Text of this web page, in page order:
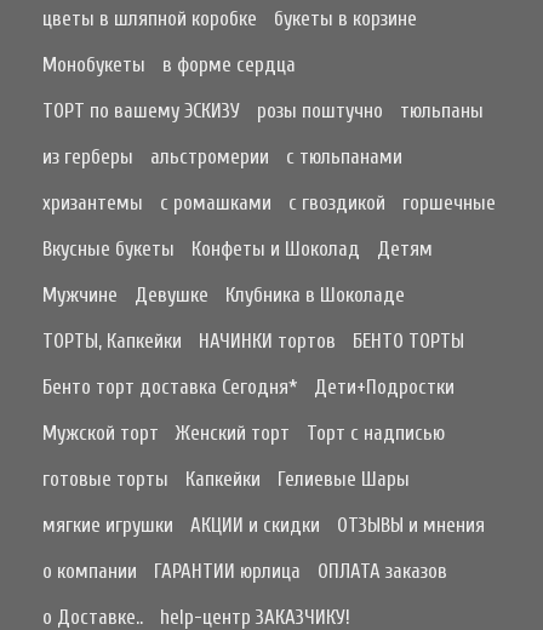
цветы в шляпной коробке
букеты в корзине
Монобукеты
в форме сердца
ТОРТ по вашему ЭСКИЗУ
розы поштучно
тюльпаны
из герберы
альстромерии
с тюльпанами
хризантемы
с ромашками с гвоздикой
горшечные
Вкусные букеты
Конфеты и Шоколад
Детям
Мужчине
Девушке
Клубника в Шоколаде
ТОРТЫ, Капкейки
НАЧИНКИ тортов
БЕНТО ТОРТЫ
Бенто торт доставка Сегодня*
Дети+Подростки
Мужской торт
Женский торт
Торт с надписью
готовые торты
Капкейки
Гелиевые Шары
мягкие игрушки
АКЦИИ и скидки
ОТЗЫВЫ и мнения
о компании
ГАРАНТИИ юрлица
ОПЛАТА заказов
о Доставке..
help-центр ЗАКАЗЧИКУ!